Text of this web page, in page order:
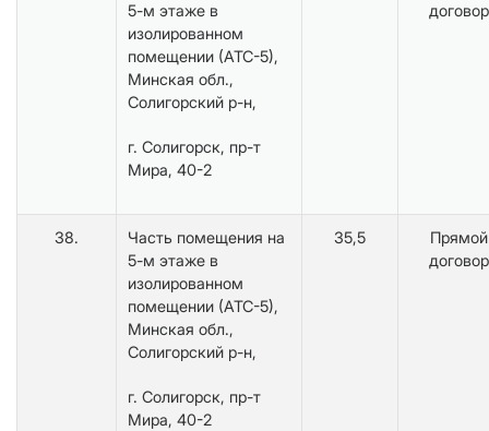
5-м этаже в
изолированном
помещении (АТС-5),
Минская обл.,
Солигорский р-н,
г. Солигорск, пр-т
Мира, 40-2
договор
38.
Часть помещения на
5-м этаже в
изолированном
помещении (АТС-5),
Минская обл.,
Солигорский р-н,
г. Солигорск, пр-т
Мира, 40-2
35,5
Прямой
договор